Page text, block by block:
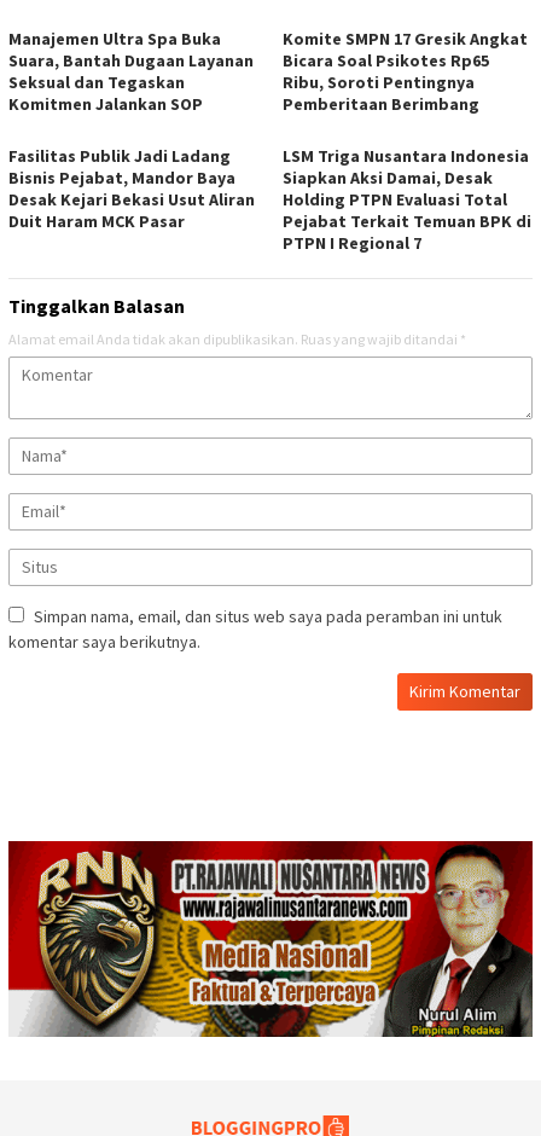
Manajemen Ultra Spa Buka
Suara, Bantah Dugaan Layanan
Seksual dan Tegaskan
Komitmen Jalankan SOP
Komite SMPN 17 Gresik Angkat
Bicara Soal Psikotes Rp65
Ribu, Soroti Pentingnya
Pemberitaan Berimbang
Fasilitas Publik Jadi Ladang
Bisnis Pejabat, Mandor Baya
Desak Kejari Bekasi Usut Aliran
Duit Haram MCK Pasar
LSM Triga Nusantara Indonesia
Siapkan Aksi Damai, Desak
Holding PTPN Evaluasi Total
Pejabat Terkait Temuan BPK di
PTPN I Regional 7
Tinggalkan Balasan
Alamat email Anda tidak akan dipublikasikan. Ruas yang wajib ditandai *
Simpan nama, email, dan situs web saya pada peramban ini untuk
komentar saya berikutnya.